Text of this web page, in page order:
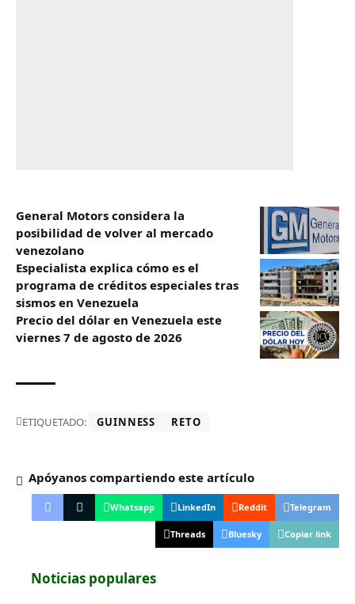
General Motors considera la
posibilidad de volver al mercado
venezolano
Especialista explica cómo es el
programa de créditos especiales tras
sismos en Venezuela
Precio del dólar en Venezuela este
viernes 7 de agosto de 2026
ETIQUETADO: GUINNESS RETO
Apóyanos compartiendo este artículo
Whatsapp LinkedIn Reddit Telegram
Threads Bluesky Copiar link
Noticias populares